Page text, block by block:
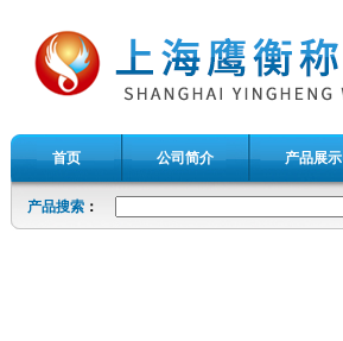
首页 公司简介 产品展示
产品搜索 ：